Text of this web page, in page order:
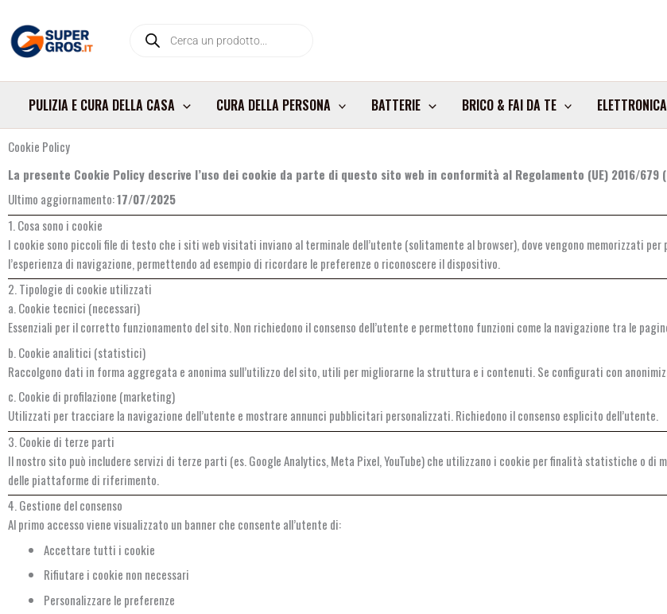
contenuto
search
PULIZIA E CURA DELLA CASA CURA DELLA PERSONA BATTERIE BRICO & FAI DA TE ELETTRONICA
Cookie Policy
La presente Cookie Policy descrive l’uso dei cookie da parte di questo sito web in conformità al Regolamento (UE) 2016/
Ultimo aggiornamento:17/07/2025
1. Cosa sono i cookie
I cookie sono piccoli file di testo che i siti web visitati inviano al terminale dell’utente (solitamente al browser), dove vengono memorizzati
l’esperienza di navigazione, permettendo ad esempio di ricordare le preferenze o riconoscere il dispositivo.
2. Tipologie di cookie utilizzati
a. Cookie tecnici (necessari)
Essenziali per il corretto funzionamento del sito. Non richiedono il consenso dell’utente e permettono funzioni come la navigazione tra le
b. Cookie analitici (statistici)
Raccolgono dati in forma aggregata e anonima sull’utilizzo del sito, utili per migliorarne la struttura e i contenuti. Se configurati con
c. Cookie di profilazione (marketing)
Utilizzati per tracciare la navigazione dell’utente e mostrare annunci pubblicitari personalizzati. Richiedono il consenso esplicito dell’utente.
3. Cookie di terze parti
Il nostro sito può includere servizi di terze parti (es. Google Analytics, Meta Pixel, YouTube) che utilizzano i cookie per finalità statistiche o
delle piattaforme di riferimento.
4. Gestione del consenso
Al primo accesso viene visualizzato un banner che consente all’utente di:
Accettare tutti i cookie
Rifiutare i cookie non necessari
Personalizzare le preferenze